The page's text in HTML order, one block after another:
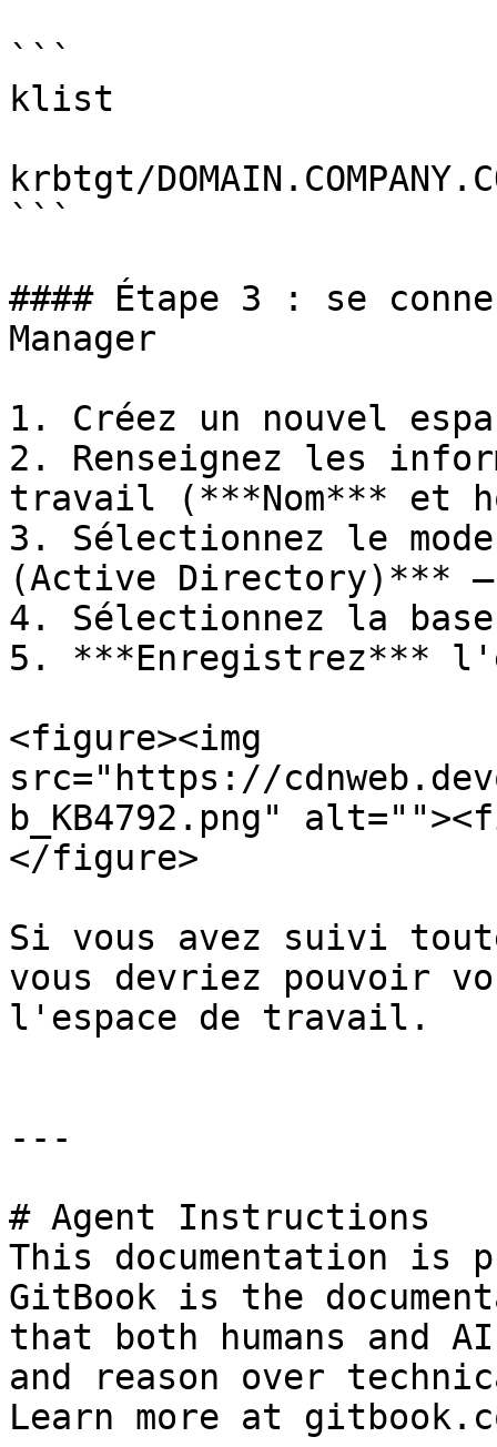
```
klist
krbtgt/
```
#### Étape 3 : se
Manager
1. Créez un nouvel
2. Renseignez les
travail (***Nom*** et
3. Sélectionnez le
(Active Directory)***
4. Sélectionnez la base
5. ***Enregistrez***
<figure><img
src="https://
b_KB4792.png"
</figure>
Si vous avez suivi
vous devriez pouvoir
l'espace de travail.
---
# Agent Instructions
This documentation is
GitBook is the
that both humans and
and reason over
Learn more at